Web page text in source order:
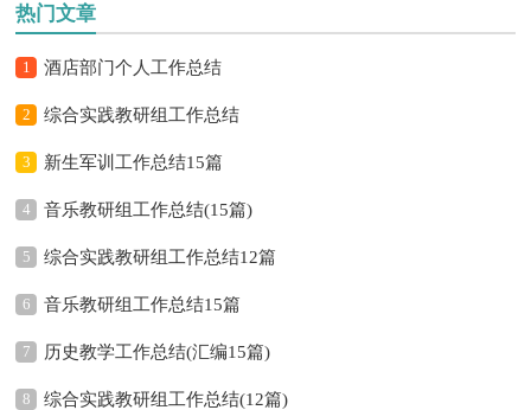
热门文章
1 酒店部门个人工作总结
2 综合实践教研组工作总结
3 新生军训工作总结15篇
4 音乐教研组工作总结(15篇)
5 综合实践教研组工作总结12篇
6 音乐教研组工作总结15篇
7 历史教学工作总结(汇编15篇)
8 综合实践教研组工作总结(12篇)